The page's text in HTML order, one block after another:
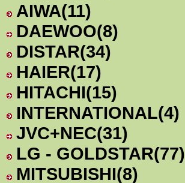
AIWA(11)
DAEWOO(8)
DISTAR(34)
HAIER(17)
HITACHI(15)
INTERNATIONAL(4)
JVC+NEC(31)
LG - GOLDSTAR(77)
MITSUBISHI(8)